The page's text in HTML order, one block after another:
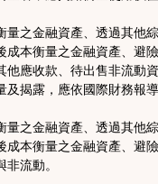
量之金融資產、透過其他
成本衡量之金融資產、避
他應收款、待出售非流動
及揭露，應依國際財務報
量之金融資產、透過其他
成本衡量之金融資產、避
流動。